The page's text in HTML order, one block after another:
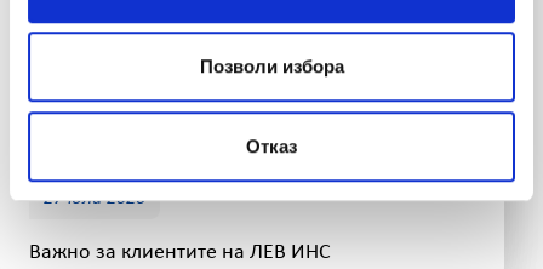
Позволи избора
Отказ
Няколко съвета за подготовка от опитни
пътешественици
27 юли 2026
Важно за клиентите на ЛЕВ ИНС